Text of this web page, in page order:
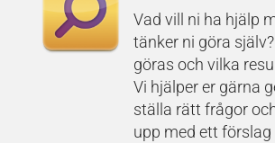
Vad vill ni ha hjälp
tänker ni göra
göras och vilka
Vi hjälper er gärna
ställa rätt frågor
upp med ett